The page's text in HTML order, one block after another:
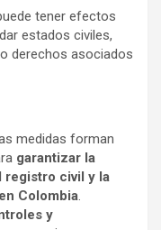
tener efectos
estados civiles,
derechos asociados
medidas forman
garantizar la
registro civil y la
Colombia.
y